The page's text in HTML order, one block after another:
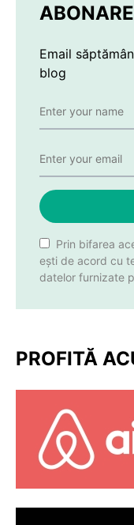
Email
blog
Prin bifarea
ești de acord cu
datelor furnizate
PROFITĂ